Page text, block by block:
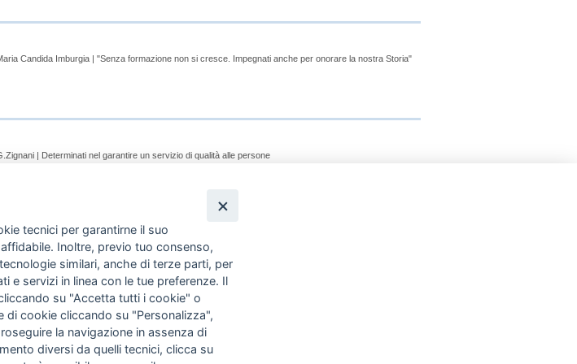
Candida Imburgia | "Senza formazione non si cresce. Impegnati anche per onorare la nostra Storia"
| Determinati nel garantire un servizio di qualità alle persone
Candida Imburgia | Salute e sicurezza, formazione agli operatori e assistenza alle persone
Presidente ITAL | Salute e sicurezza nei luoghi di lavoro: una sfida da affrontare insieme
tecnici per garantirne il suo
Inoltre, previo tuo consenso,
similari, anche di terze parti, per
e servizi in linea con le tue preferenze. Il
su "Accetta tutti i cookie" o
di cookie cliccando su "Personalizza",
la navigazione in assenza di
diversi da quelli tecnici, clicca su